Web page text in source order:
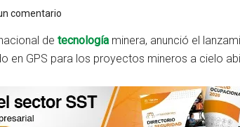
comentario
de tecnología minera, anunció el
en GPS para los proyectos mineros a cielo